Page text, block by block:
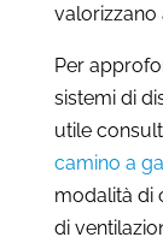
valorizzano
Per
sistemi di
utile
camino a
modalità di
di